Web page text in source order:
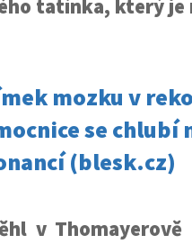
tatínka, který je
mozku v
se chlubí
(blesk.cz)
v Thomayerově